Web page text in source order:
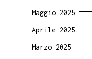
Maggio 2025
Aprile 2025
Marzo 2025